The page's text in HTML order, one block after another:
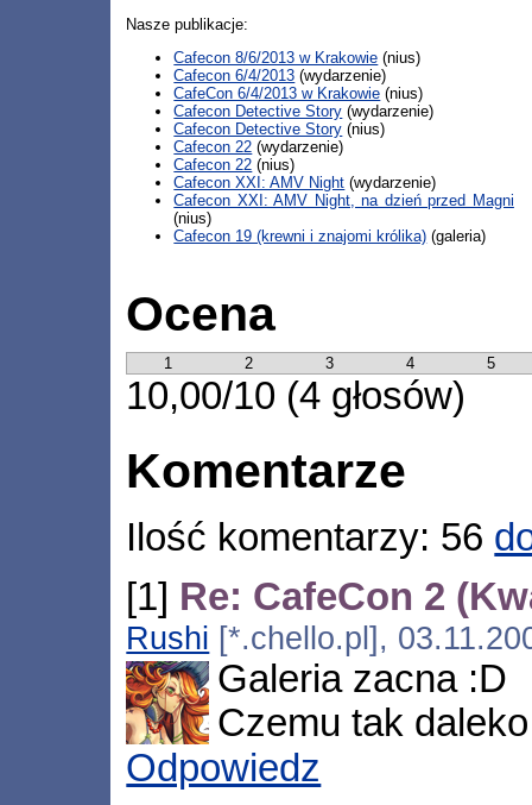
Nasze publikacje:
Cafecon 8/6/2013 w Krakowie (nius)
Cafecon 6/4/2013 (wydarzenie)
CafeCon 6/4/2013 w Krakowie (nius)
Cafecon Detective Story (wydarzenie)
Cafecon Detective Story (nius)
Cafecon 22 (wydarzenie)
Cafecon 22 (nius)
Cafecon XXI: AMV Night (wydarzenie)
Cafecon XXI: AMV Night, na dzień przed Magni
(nius)
Cafecon 19 (krewni i znajomi królika) (galeria)
Ocena
1 2 3 4 5
10,00/10 (4 głosów)
Komentarze
Ilość komentarzy: 56
[1] Re: CafeCon 2
Rushi [*.chello.pl],
Galeria zacna :D
Czemu tak
Odpowiedz